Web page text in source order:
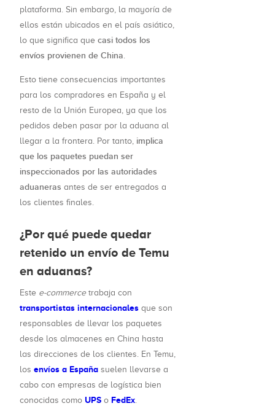
plataforma. Sin embargo, la mayoría de
ellos están ubicados en el país asiático,
lo que significa que casi todos los
envíos provienen de China.
Esto tiene consecuencias importantes
para los compradores en España y el
resto de la Unión Europea, ya que los
pedidos deben pasar por la aduana al
llegar a la frontera. Por tanto, implica
que los paquetes puedan ser
inspeccionados por las autoridades
aduaneras antes de ser entregados a
los clientes finales.
¿Por qué puede quedar
retenido un envío de Temu
en aduanas?
Este e-commercetrabaja con
transportistas internacionales que son
responsables de llevar los paquetes
desde los almacenes en China hasta
las direcciones de los clientes. En Temu,
los envíos a España suelen llevarse a
cabo con empresas de logística bien
conocidas como UPS o FedEx.